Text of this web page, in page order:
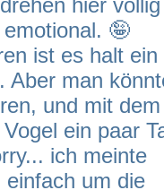
hier völlig
🤪
ist es halt
Aber man
und mit
ein paar
ich meinte
um die